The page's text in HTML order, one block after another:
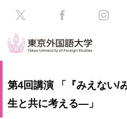
大
験
生
の
第4回講演 「『みえない
生と共に考える―」